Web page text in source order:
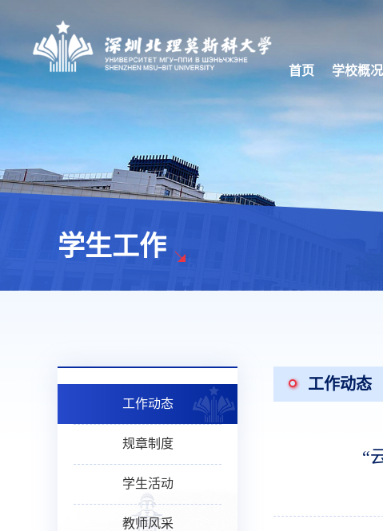
首页 学校概况
学生工作
工作动态
规章制度
学生活动
教师风采
工作动态
“